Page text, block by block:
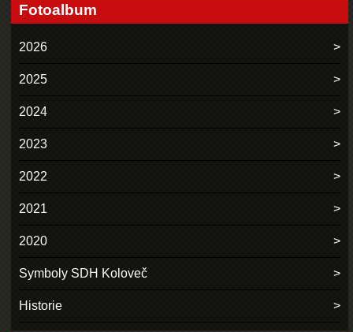
Fotoalbum
2026
2025
2024
2023
2022
2021
2020
Symboly SDH Koloveč
Historie